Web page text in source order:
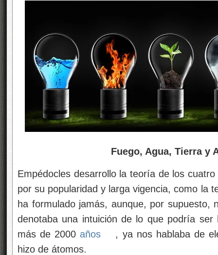
Fuego, Agua, Tierra y
Empédocles desarrollo la teoría de los
por su popularidad y larga vigencia, como la
ha formulado jamás, aunque, por supuesto,
denotaba una intuición de lo que podría
más de 2000 años
, ya nos hablaba de
hizo de átomos.